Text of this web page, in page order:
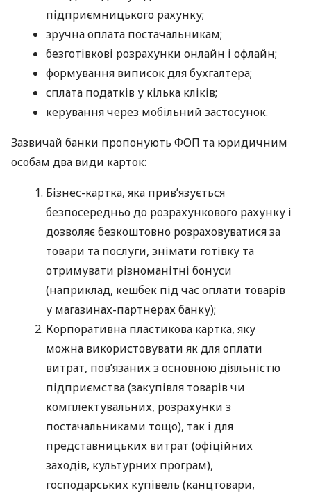
підприємницького рахунку;
зручна оплата постачальникам;
безготівкові розрахунки онлайн і офлайн;
формування виписок для бухгалтера;
сплата податків у кілька кліків;
керування через мобільний застосунок.
Зазвичай банки пропонують ФОП та юридичним
особам два види карток:
Бізнес-картка, яка прив’язується
безпосередньо до розрахункового рахунку і
дозволяє безкоштовно розраховуватися за
товари та послуги, знімати готівку та
отримувати різноманітні бонуси
(наприклад, кешбек під час оплати товарів
у магазинах-партнерах банку);
Корпоративна пластикова картка, яку
можна використовувати як для оплати
витрат, пов’язаних з основною діяльністю
підприємства (закупівля товарів чи
комплектувальних, розрахунки з
постачальниками тощо), так і для
представницьких витрат (офіційних
заходів, культурних програм),
господарських купівель (канцтовари,